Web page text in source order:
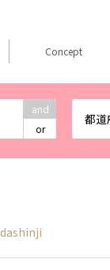
and
or
都道
Concept